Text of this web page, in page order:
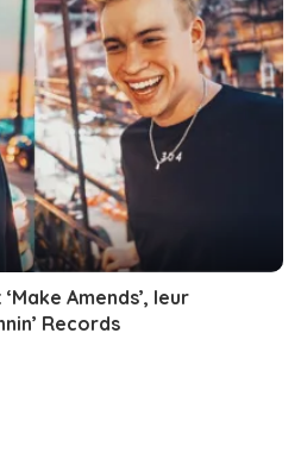
Amends’, leur
Records